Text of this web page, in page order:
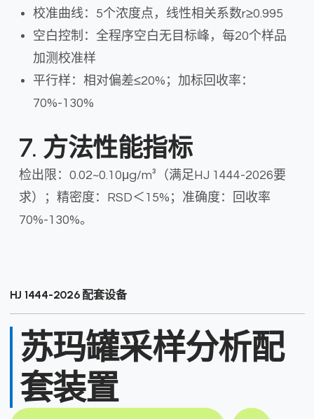
校准曲线：5个浓度点，线性相关系数r≥0.995
空白控制：全程序空白无目标峰，每20个样品
加测校准样
平行样：相对偏差≤20%；加标回收率：
70%-130%
7. 方法性能指标
检出限：0.02~0.10μg/m³（满足HJ 1444-2026要
求）；精密度：RSD＜15%；准确度：回收率
70%-130%。
HJ 1444-2026 配套设备
苏玛罐采样分析配
套装置